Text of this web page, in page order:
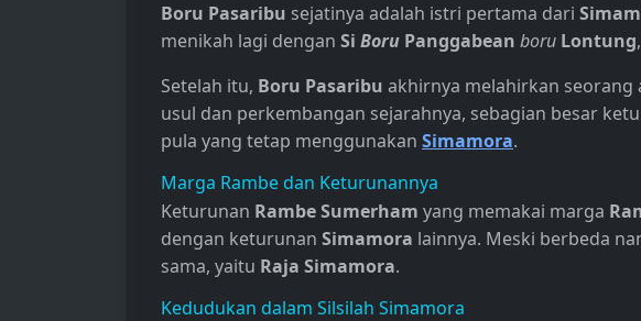
Boru Pasaribu sejatinya adalah istri pertama dari
menikah lagi dengan Si Boru Panggabean boru Lontung
Setelah itu, Boru Pasaribu akhirnya melahirkan seorang
usul dan perkembangan sejarahnya, sebagian besar
pula yang tetap menggunakan Simamora.
Marga Rambe dan Keturunannya
Keturunan Rambe Sumerham yang memakai marga
dengan keturunan Simamora lainnya. Meski berbeda
sama, yaitu Raja Simamora.
Kedudukan dalam Silsilah Simamora